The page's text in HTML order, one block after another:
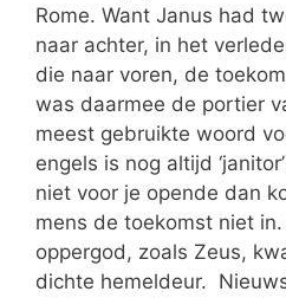
Rome. Want Janus had
naar achter, in het
die naar voren, de
was daarmee de portier
meest gebruikte woord
engels is nog altijd
niet voor je opende dan
mens de toekomst niet
oppergod, zoals Zeus,
dichte hemeldeur.